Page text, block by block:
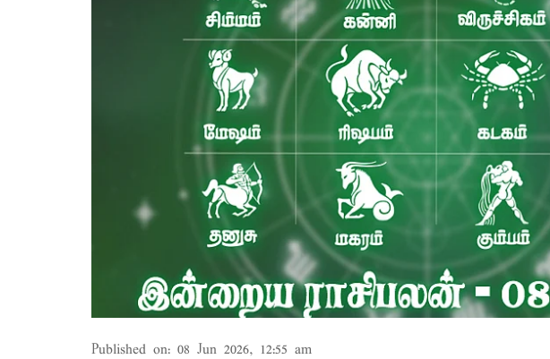
Published on: 08 Jun 2026, 12:55 am